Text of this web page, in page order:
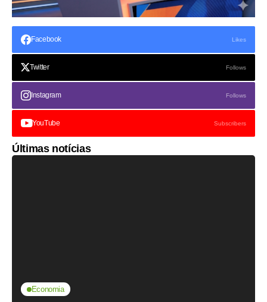
Facebook Likes
Twitter Follows
Instagram Follows
YouTube Subscribers
Últimas notícias
Economia